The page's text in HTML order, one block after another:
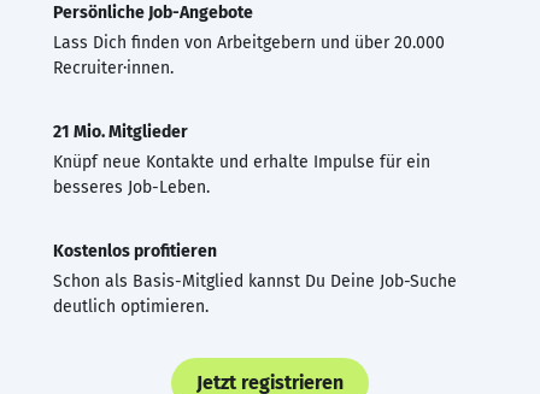
Persönliche Job-Angebote
Lass Dich finden von Arbeitgebern und über 20.000
Recruiter·innen.
21 Mio. Mitglieder
Knüpf neue Kontakte und erhalte Impulse für ein
besseres Job-Leben.
Kostenlos profitieren
Schon als Basis-Mitglied kannst Du Deine Job-Suche
deutlich optimieren.
Jetzt registrieren